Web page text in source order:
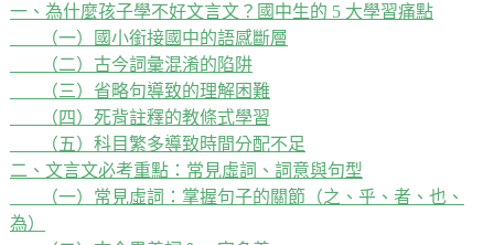
一、為什麼孩子學不好文言文？國中生的 5 大學習痛點
（一）國小銜接國中的語感斷層
（二）古今詞彙混淆的陷阱
（三）省略句導致的理解困難
（四）死背註釋的教條式學習
（五）科目繁多導致時間分配不足
二、文言文必考重點：常見虛詞、詞意與句型
（一）常見虛詞：掌握句子的關節（之、乎、者、也、
為）